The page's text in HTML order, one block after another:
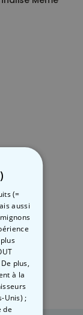
(=
aussi
plus,
à la
Unis) ;
de